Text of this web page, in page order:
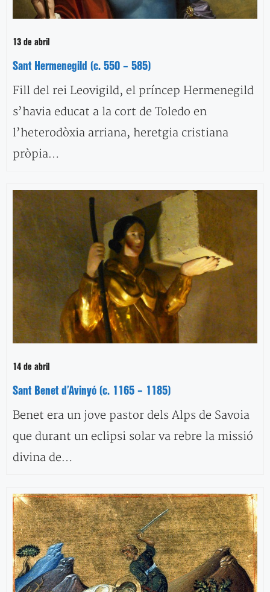
13 de abril
Sant Hermenegild (c. 550 – 585)
Fill del rei Leovigild, el príncep Hermenegild
s’havia educat a la cort de Toledo en
l’heterodòxia arriana, heretgia cristiana
pròpia…
14 de abril
Sant Benet d’Avinyó (c. 1165 – 1185)
Benet era un jove pastor dels Alps de Savoia
que durant un eclipsi solar va rebre la missió
divina de…